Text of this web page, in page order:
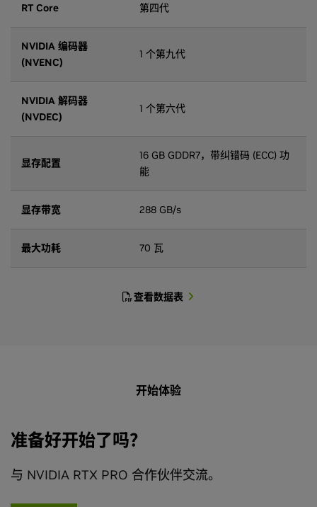
RT Core 第四代
NVIDIA 编码器
(NVENC)
1 个第九代
NVIDIA 解码器
(NVDEC)
1 个第六代
显存配置
16 GB GDDR7，带纠错码 (ECC) 功
能
显存带宽 288 GB/s
最大功耗 70 瓦
查看数据表
开始体验
准备好开始了吗？
与 NVIDIA RTX PRO 合作伙伴交流。